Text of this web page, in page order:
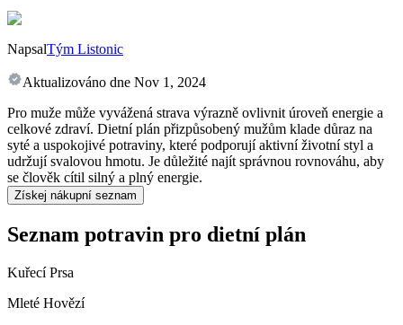
NapsalTým Listonic
Aktualizováno dne Nov 1, 2024
Pro muže může vyvážená strava výrazně ovlivnit úroveň energie a
celkové zdraví. Dietní plán přizpůsobený mužům klade důraz na
syté a uspokojivé potraviny, které podporují aktivní životní styl a
udržují svalovou hmotu. Je důležité najít správnou rovnováhu, aby
se člověk cítil silný a plný energie.
Získej nákupní seznam
Seznam potravin pro dietní plán
Kuřecí Prsa
Mleté Hovězí